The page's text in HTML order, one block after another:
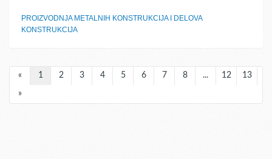
PROIZVODNJA METALNIH KONSTRUKCIJA I DELOVA
KONSTRUKCIJA
« 1 2 3 4 5 6 7 8 ... 12 13
»